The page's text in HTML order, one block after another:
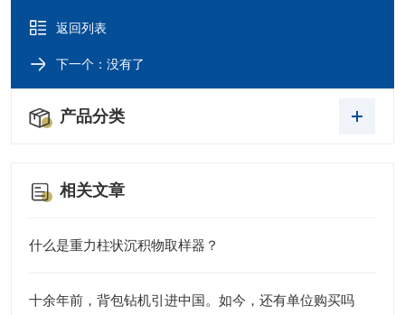
返回列表
下一个：没有了
产品分类
相关文章
什么是重力柱状沉积物取样器？
十余年前，背包钻机引进中国。如今，还有单位购买吗